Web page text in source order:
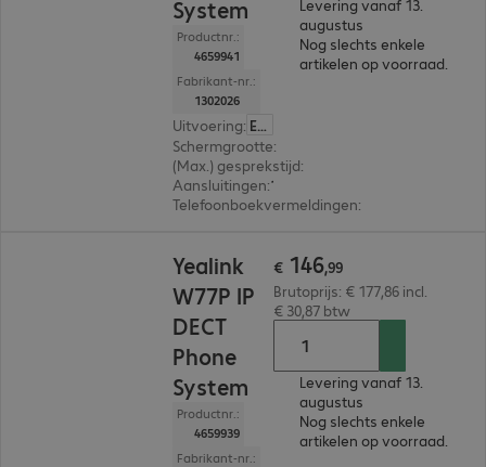
System
Productnr.:
4659941
Fabrikant-nr.:
1302026
Uitvoering: Europa
Schermgrootte:
(Max.) gesprekstijd:
Aansluitingen:
Telefoonboekvermeldingen:
Levering vanaf 13.
augustus
Nog slechts enkele
artikelen op voorraad.
Yealink
W77P IP
DECT
Phone
System
Productnr.:
4659939
Fabrikant-nr.:
€ 146,99
Brutoprijs: € 177,86 incl.
€ 30,87 btw
Levering vanaf 13.
augustus
Nog slechts enkele
artikelen op voorraad.